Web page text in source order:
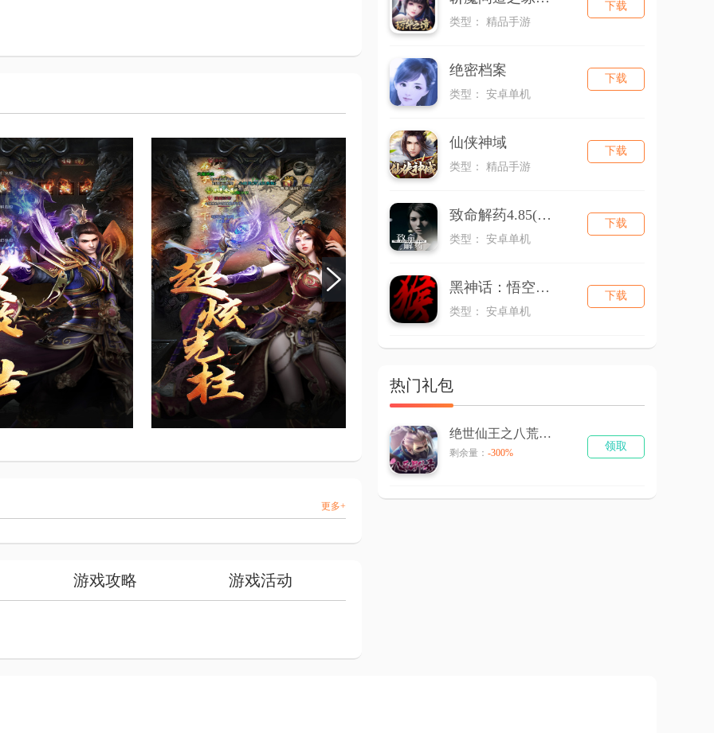
更多+
游戏攻略 游戏活动
类型： 精品手游
下载
绝密档案
类型： 安卓单机
下载
仙侠神域
类型： 精品手游
下载
致命解药4.85(通用版)
类型： 安卓单机
下载
黑神话：悟空（同人版）
类型： 安卓单机
下载
热门礼包
绝世仙王之八荒寻仙录
剩余量： -300%
领取